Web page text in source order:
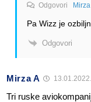
Odgovori
Pa Wizz je
Odgovori
Mirza A
Tri ruske